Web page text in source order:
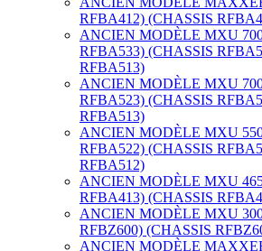
RFBA412) (CHASSIS
ANCIEN MODÈLE MXU
RFBA533) (CHASSIS
RFBA513)
ANCIEN MODÈLE MXU
RFBA523) (CHASSIS
RFBA513)
ANCIEN MODÈLE MXU
RFBA522) (CHASSIS
RFBA512)
ANCIEN MODÈLE MXU
RFBA413) (CHASSIS
ANCIEN MODÈLE MXU
RFBZ600) (CHASSIS
ANCIEN MODÈLE